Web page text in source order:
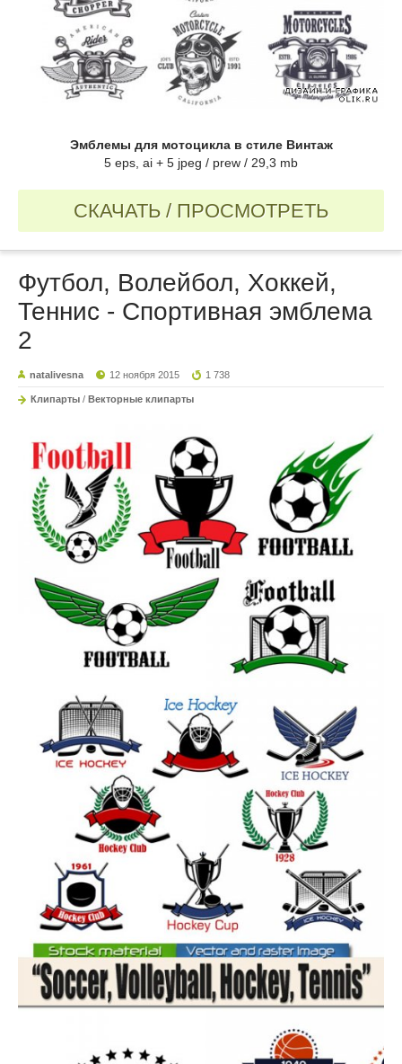
Эмблемы для мотоцикла в стиле Винтаж
5 eps, ai + 5 jpeg / prew / 29,3 mb
СКАЧАТЬ / ПРОСМОТРЕТЬ
Футбол, Волейбол, Хоккей,
Теннис - Спортивная эмблема
2
natalivesna 12 ноября 2015 1 738
Клипарты / Векторные клипарты